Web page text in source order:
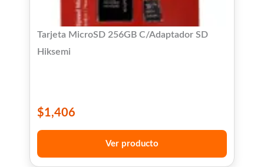
Tarjeta MicroSD 256GB C/Adaptador SD
Hiksemi
$1,406
Ver producto